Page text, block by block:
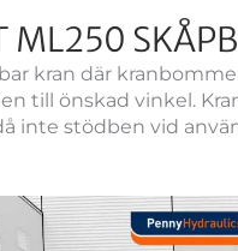
ML250
kran där
till önskad vinkel.
inte stödben vid